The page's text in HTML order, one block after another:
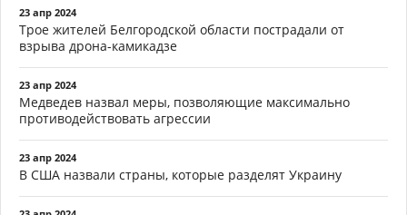
23 апр 2024
Трое жителей Белгородской области пострадали от
взрыва дрона-камикадзе
23 апр 2024
Медведев назвал меры, позволяющие максимально
противодействовать агрессии
23 апр 2024
В США назвали страны, которые разделят Украину